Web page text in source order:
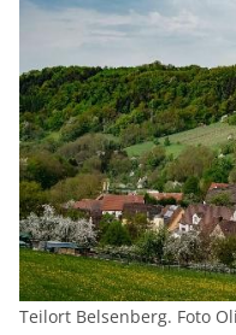
Teilort Belsenberg. Foto